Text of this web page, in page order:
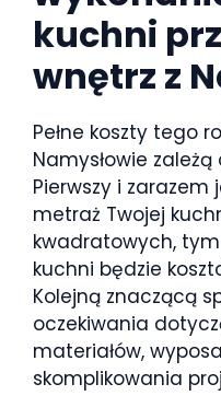
kuchni
wnętrz z
Pełne koszty tego
Namysłowie
Pierwszy i
metraż Twojej
kwadratowych,
kuchni będzie
Kolejną znaczącą
oczekiwania
materiałów,
skomplikowania